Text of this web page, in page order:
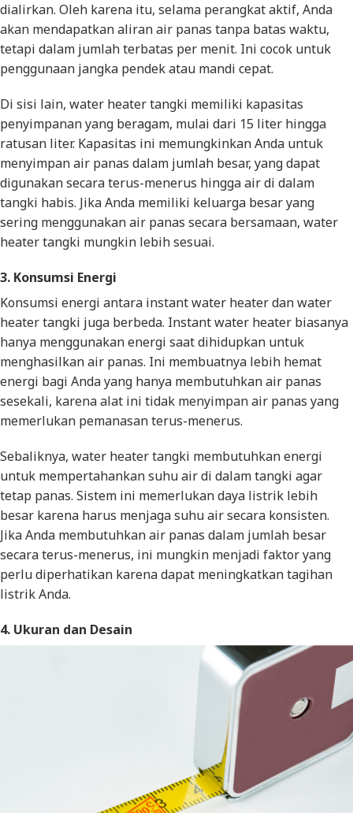
dialirkan. Oleh karena itu, selama perangkat aktif, Anda
akan mendapatkan aliran air panas tanpa batas waktu,
tetapi dalam jumlah terbatas per menit. Ini cocok untuk
penggunaan jangka pendek atau mandi cepat.
Di sisi lain, water heater tangki memiliki kapasitas
penyimpanan yang beragam, mulai dari 15 liter hingga
ratusan liter. Kapasitas ini memungkinkan Anda untuk
menyimpan air panas dalam jumlah besar, yang dapat
digunakan secara terus-menerus hingga air di dalam
tangki habis. Jika Anda memiliki keluarga besar yang
sering menggunakan air panas secara bersamaan, water
heater tangki mungkin lebih sesuai.
3. Konsumsi Energi
Konsumsi energi antara instant water heater dan water
heater tangki juga berbeda. Instant water heater biasanya
hanya menggunakan energi saat dihidupkan untuk
menghasilkan air panas. Ini membuatnya lebih hemat
energi bagi Anda yang hanya membutuhkan air panas
sesekali, karena alat ini tidak menyimpan air panas yang
memerlukan pemanasan terus-menerus.
Sebaliknya, water heater tangki membutuhkan energi
untuk mempertahankan suhu air di dalam tangki agar
tetap panas. Sistem ini memerlukan daya listrik lebih
besar karena harus menjaga suhu air secara konsisten.
Jika Anda membutuhkan air panas dalam jumlah besar
secara terus-menerus, ini mungkin menjadi faktor yang
perlu diperhatikan karena dapat meningkatkan tagihan
listrik Anda.
4. Ukuran dan Desain